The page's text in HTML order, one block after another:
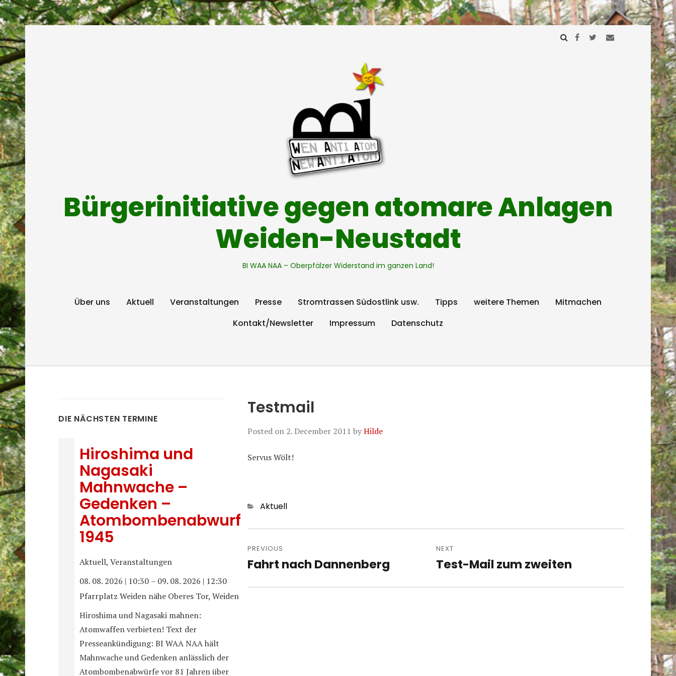
Bürgerinitiative gegen atomare Anlagen
Weiden-Neustadt
BI WAA NAA – Oberpfälzer Widerstand im ganzen Land!
Über uns Aktuell Veranstaltungen Presse Stromtrassen Südostlink usw. Tipps weitere Themen
Mitmachen
Kontakt/Newsletter
Impressum Datenschutz
Testmail
Posted on 2. December 2011 byHilde
Servus Wölt!
Categories
Aktuell
Post
navigation
PREVIOUS
Previous
Fahrt nach Dannenberg
NEXT
Next
Test-Mail zum zweiten
DIE NÄCHSTEN TERMINE
Hiroshima und
Nagasaki
Mahnwache –
Gedenken –
Atombombenabwurf
1945
Aktuell, Veranstaltungen
08. 08. 2026 | 10:30 – 09. 08. 2026 | 12:30
Pfarrplatz Weiden nähe Oberes Tor, Weiden
Hiroshima und Nagasaki mahnen:
Atomwaffen verbieten! Text der
Presseankündigung: BI WAA NAA hält
Mahnwache und Gedenken anlässlich der
Atombombenabwürfe vor 81 Jahren über